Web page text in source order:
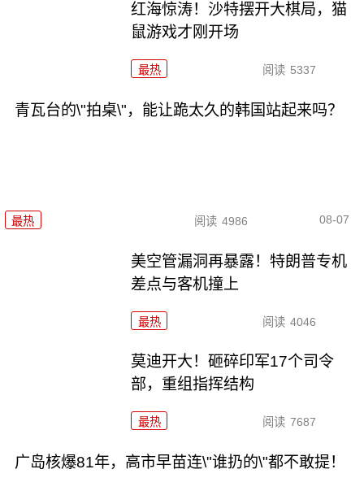
红海惊涛！沙特摆开大棋局，猫
鼠游戏才刚开场
最热 阅读 5337
青瓦台的\"拍桌\"，能让跪太久的韩国站起来吗？
最热 阅读 4986 08-07
美空管漏洞再暴露！特朗普专机
差点与客机撞上
最热 阅读 4046
莫迪开大！砸碎印军17个司令
部，重组指挥结构
最热 阅读 7687
广岛核爆81年，高市早苗连\"谁扔的\"都不敢提！